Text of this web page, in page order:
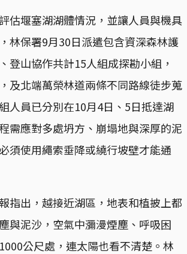
估堰塞湖湖體情況，並讓人員與機具
林保署9月30日派遣包含資深森林護
登山協作共計15人組成探勘小組，
及北端萬榮林道兩條不同路線徒步蒐
人員已分別在10月4日、5日抵達湖
需應對多處坍方、崩塌地與深厚的泥
須使用繩索垂降或繞行坡壁才能通
指出，越接近湖區，地表和植披上都
與泥沙，空氣中瀰漫煙塵、呼吸困
公尺處，連太陽也看不清楚。林